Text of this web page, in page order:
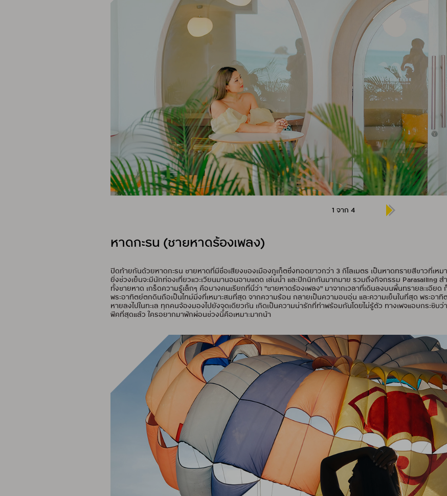
1 จาก 4
หาดกะรน (ชายหาดร้องเพลง)
ปิดท้ายกันด้วยหาดกะรน ชายหาดที่มีชื่อเสียงของเมืองภูเก็ตซึ่งทอดยาวกว่า 3 กิโลเมตร เป็นหาดทรายสีขาวที่เห
ยิ่งช่วงเย็นจะมีนักท่องเที่ยวแวะเวียนมานอนอาบแดด เล่นน้ำ และปิกนิกกันมากมาย รวมถึงกิจกรรม Parasailing
ทั้งชายหาด เกร็ดความรู้เล็กๆ คือบางคนเรียกที่นี่ว่า "ชายหาดร้องเพลง" มาจากเวลาที่เดินลงบนพื้นทรายละเอียด
พระอาทิตย์ตกดินถือเป็นไทม์มิ่งที่เหมาะสมที่สุด จากความร้อน กลายเป็นความอบอุ่น และความเย็นในที่สุด พระอา
หายลงไปในทะเล ทุกคนจ้องมองไปยังจุดเดียวกัน เกิดเป็นความน่ารักที่ทำพร้อมกันโดยไม่รู้ตัว ทางเพจแอบกระซิบว่
พีคที่สุดแล้ว ใครอยากมาพักผ่อนช่วงนี้คือเหมาะมากน้า